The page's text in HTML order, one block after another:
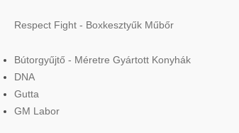
Respect Fight - Boxkesztyűk Műbőr
Bútorgyűjtő - Méretre Gyártott Konyhák
DNA
Gutta
GM Labor